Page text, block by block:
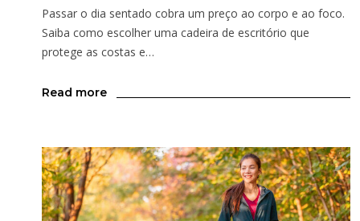
Passar o dia sentado cobra um preço ao corpo e ao foco.
Saiba como escolher uma cadeira de escritório que
protege as costas e…
Read more